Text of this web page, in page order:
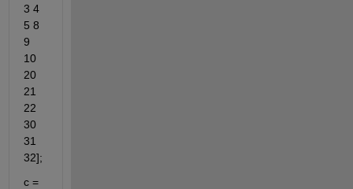
3 4
5 8
9
10
20
21
22
30
31
32];
c =